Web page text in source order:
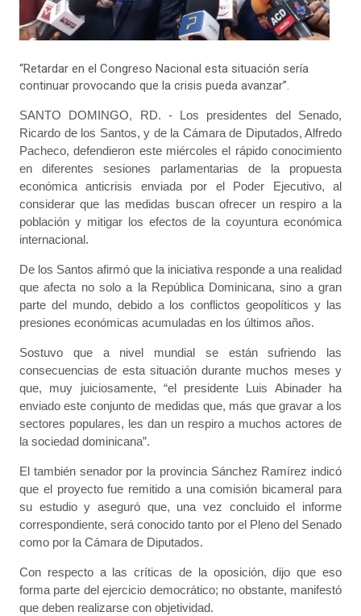
“Retardar en el Congreso Nacional esta situación sería
continuar provocando que la crisis pueda avanzar”.
SANTO DOMINGO, RD. - Los presidentes del Senado,
Ricardo de los Santos, y de la Cámara de Diputados, Alfredo
Pacheco, defendieron este miércoles el rápido conocimiento
en diferentes sesiones parlamentarias de la propuesta
económica anticrisis enviada por el Poder Ejecutivo, al
considerar que las medidas buscan ofrecer un respiro a la
población y mitigar los efectos de la coyuntura económica
internacional.
De los Santos afirmó que la iniciativa responde a una realidad
que afecta no solo a la República Dominicana, sino a gran
parte del mundo, debido a los conflictos geopolíticos y las
presiones económicas acumuladas en los últimos años.
Sostuvo que a nivel mundial se están sufriendo las
consecuencias de esta situación durante muchos meses y
que, muy juiciosamente, “el presidente Luis Abinader ha
enviado este conjunto de medidas que, más que gravar a los
sectores populares, les dan un respiro a muchos actores de
la sociedad dominicana”.
El también senador por la provincia Sánchez Ramírez indicó
que el proyecto fue remitido a una comisión bicameral para
su estudio y aseguró que, una vez concluido el informe
correspondiente, será conocido tanto por el Pleno del Senado
como por la Cámara de Diputados.
Con respecto a las críticas de la oposición, dijo que eso
forma parte del ejercicio democrático; no obstante, manifestó
que deben realizarse con objetividad.